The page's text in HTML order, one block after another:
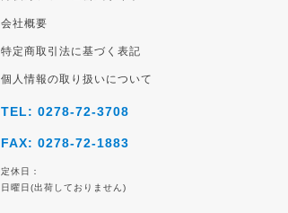
会社概要
特定商取引法に基づく表記
個人情報の取り扱いについて
TEL: 0278-72-3708
FAX: 0278-72-1883
定休日：
日曜日(出荷しておりません)